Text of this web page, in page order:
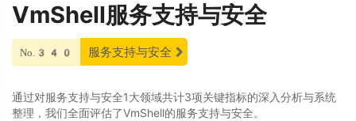
VmShell服务支持与安全
No.340 服务支持与安全
通过对服务支持与安全1大领域共计3项关键指标的深入分析与系统
整理，我们全面评估了VmShell的服务支持与安全。